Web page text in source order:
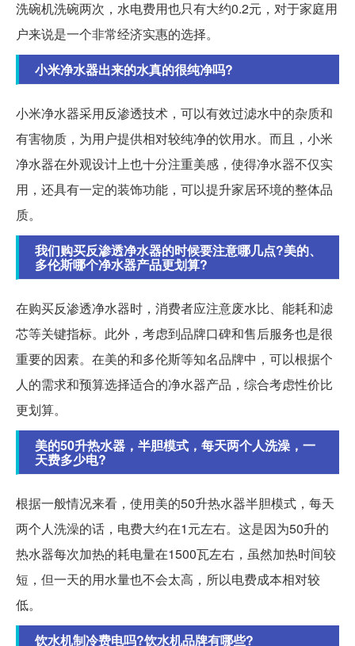
洗碗机洗碗两次，水电费用也只有大约0.2元，对于家庭用
户来说是一个非常经济实惠的选择。
小米净水器出来的水真的很纯净吗?
小米净水器采用反渗透技术，可以有效过滤水中的杂质和
有害物质，为用户提供相对较纯净的饮用水。而且，小米
净水器在外观设计上也十分注重美感，使得净水器不仅实
用，还具有一定的装饰功能，可以提升家居环境的整体品
质。
我们购买反渗透净水器的时候要注意哪几点?美的、
多伦斯哪个净水器产品更划算?
在购买反渗透净水器时，消费者应注意废水比、能耗和滤
芯等关键指标。此外，考虑到品牌口碑和售后服务也是很
重要的因素。在美的和多伦斯等知名品牌中，可以根据个
人的需求和预算选择适合的净水器产品，综合考虑性价比
更划算。
美的50升热水器，半胆模式，每天两个人洗澡，一
天费多少电?
根据一般情况来看，使用美的50升热水器半胆模式，每天
两个人洗澡的话，电费大约在1元左右。这是因为50升的
热水器每次加热的耗电量在1500瓦左右，虽然加热时间较
短，但一天的用水量也不会太高，所以电费成本相对较
低。
饮水机制冷费电吗?饮水机品牌有哪些?